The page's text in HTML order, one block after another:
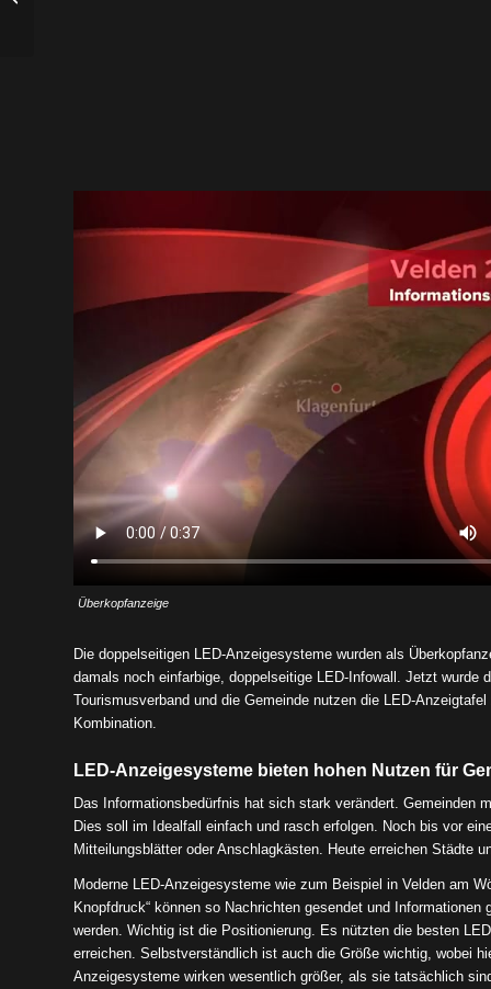
Überkopfanzeige
Die doppelseitigen LED-Anzeigesysteme wurden als
damals noch einfarbige, doppelseitige LED-Infowall. Jetzt wurde
Tourismusverband und die Gemeinde nutzen die LED-
Kombination.
LED-Anzeigesysteme bieten hohen Nutzen für
Das Informationsbedürfnis hat sich stark verändert. Gemeinden
Dies soll im Idealfall einfach und rasch erfolgen. Noch bis vor
Mitteilungsblätter oder Anschlagkästen. Heute erreichen Städte
Moderne LED-Anzeigesysteme wie zum Beispiel in Velden am
Knopfdruck“ können so Nachrichten gesendet und
werden. Wichtig ist die Positionierung. Es nützten die besten
erreichen. Selbstverständlich ist auch die Größe wichtig, wobei
Anzeigesysteme wirken wesentlich größer, als sie tatsächlich